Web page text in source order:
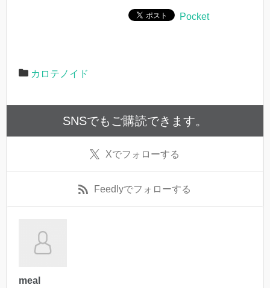
Pocket
カロテノイド
SNSでもご購読できます。
Xでフォローする
Feedlyでフォローする
meal